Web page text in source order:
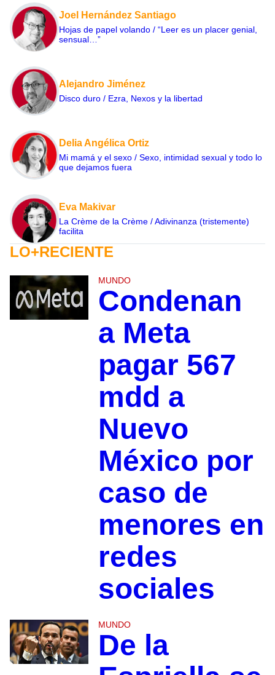
Joel Hernández Santiago
Hojas de papel volando / “Leer es un placer genial,
sensual…”
Alejandro Jiménez
Disco duro / Ezra, Nexos y la libertad
Delia Angélica Ortiz
Mi mamá y el sexo / Sexo, intimidad sexual y todo lo
que dejamos fuera
Eva Makivar
La Crème de la Crème / Adivinanza (tristemente)
facilita
LO+RECIENTE
MUNDO
Condenan
a Meta
pagar 567
mdd a
Nuevo
México por
caso de
menores en
redes
sociales
MUNDO
De la